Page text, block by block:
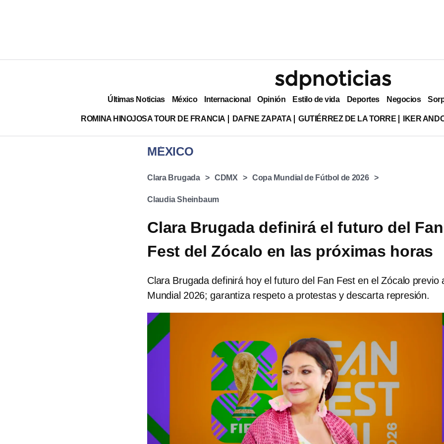
Últimas Noticias México Internacional Opinión Estilo de vida Deportes Negocios
ROMINA HINOJOSA TOUR DE FRANCIA DAFNE ZAPATA GUTIÉRREZ DE LA TORRE IKER
MÉXICO
Clara Brugada CDMX Copa Mundial de Fútbol de 2026
Claudia Sheinbaum
Clara Brugada definirá el futuro del Fan
Fest del Zócalo en las próximas horas
Clara Brugada definirá hoy el futuro del Fan Fest en el Zócalo previo
Mundial 2026; garantiza respeto a protestas y descarta represión.